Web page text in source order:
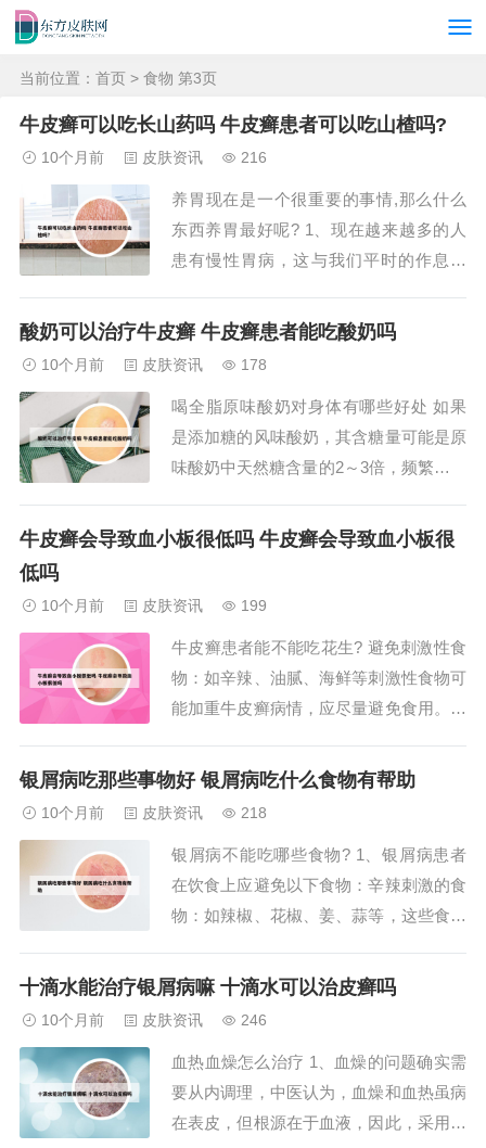
当前位置： 首页 > 食物 第3页
牛皮癣可以吃长山药吗 牛皮癣患者可以吃山楂吗?
10个月前 皮肤资讯 216
养胃现在是一个很重要的事情,那么什么
东西养胃最好呢? 1、现在越来越多的人
患有慢性胃病，这与我们平时的作息时
系。我们都知道关于胃病的治疗是三分治
呢？下面小编盘点了日常养胃的10种食物
推荐，朋友们...
酸奶可以治疗牛皮癣 牛皮癣患者能吃酸奶吗
10个月前 皮肤资讯 178
喝全脂原味酸奶对身体有哪些好处 如果
是添加糖的风味酸奶，其含糖量可能是原
味酸奶中天然糖含量的2～3倍，频繁地进
龋齿。但无论选择哪种酸奶，用吸管喝酸
功能，酸奶中含有乳酸菌，乳酸菌可以产
生一些增强...
牛皮癣会导致血小板很低吗 牛皮癣会导致血小板很
低吗
10个月前 皮肤资讯 199
牛皮癣患者能不能吃花生? 避免刺激性食
物：如辛辣、油腻、海鲜等刺激性食物可
能加重牛皮癣病情，应尽量避免食用。注
某些食物过敏，如牛奶、鸡蛋、花生等。
癣患者在日常饮食中应以主食为主，均衡
饮食，避免...
银屑病吃那些事物好 银屑病吃什么食物有帮助
10个月前 皮肤资讯 218
银屑病不能吃哪些食物? 1、银屑病患者
在饮食上应避免以下食物：辛辣刺激的食
物：如辣椒、花椒、姜、蒜等，这些食物
类：海鲜类食物容易引发过敏反应，对于
的代谢和免疫功能，不利于银屑病的恢
复。2、高脂肪...
十滴水能治疗银屑病嘛 十滴水可以治皮癣吗
10个月前 皮肤资讯 246
血热血燥怎么治疗 1、血燥的问题确实需
要从内调理，中医认为，血燥和血热虽病
在表皮，但根源在于血液，因此，采用传